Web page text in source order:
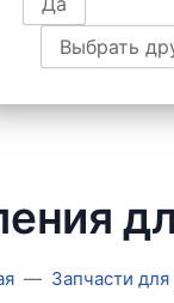
Выбрать
Запчасти